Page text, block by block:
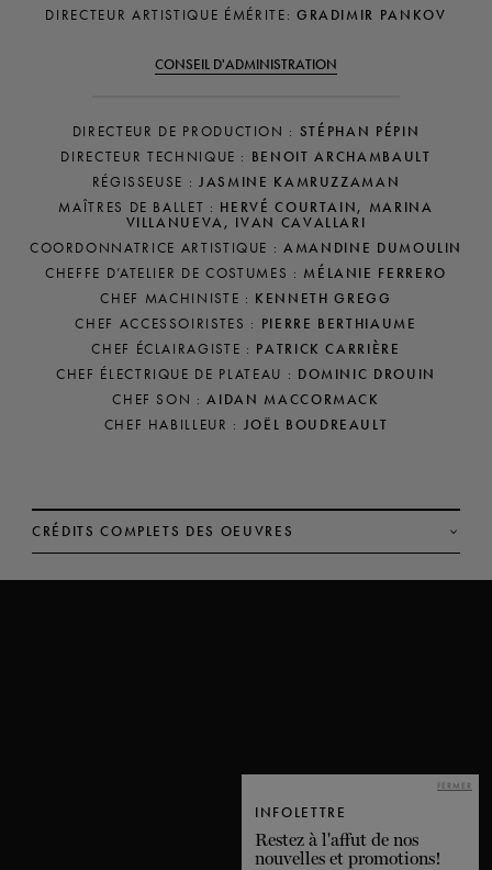
DIRECTEUR ARTISTIQUE ÉMÉRITE: GRADIMIR PANKOV
CONSEIL D'ADMINISTRATION
DIRECTEUR DE PRODUCTION : STÉPHAN PÉPIN
DIRECTEUR TECHNIQUE : BENOIT ARCHAMBAULT
RÉGISSEUSE :JASMINE KAMRUZZAMAN
MAÎTRES DE BALLET : HERVÉ COURTAIN, MARINA
VILLANUEVA, IVAN CAVALLARI
COORDONNATRICE ARTISTIQUE :AMANDINE DUMOULIN
CHEFFE D’ATELIER DE COSTUMES : MÉLANIE FERRERO
CHEF MACHINISTE : KENNETH GREGG
CHEF ACCESSOIRISTES : PIERRE BERTHIAUME
CHEF ÉCLAIRAGISTE : PATRICK CARRIÈRE
CHEF ÉLECTRIQUE DE PLATEAU : DOMINIC DROUIN
CHEF SON :AIDAN MACCORMACK
CHEF HABILLEUR : JOËL BOUDREAULT
CRÉDITS COMPLETS DES OEUVRES
INFOLETTRE
Restez à l'affut de nos
nouvelles et promotions!
FERMER